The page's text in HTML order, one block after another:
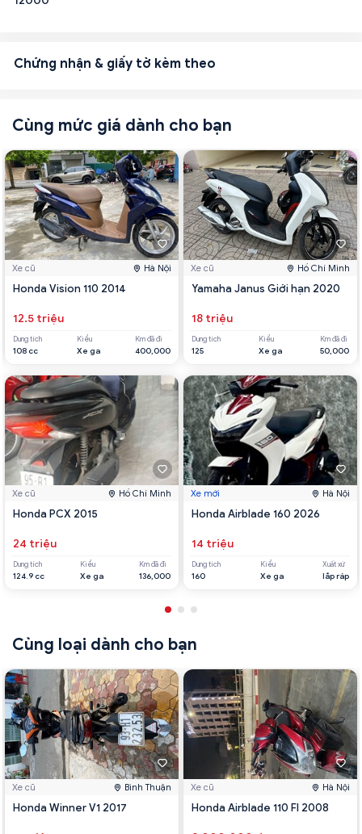
Chứng nhận & giấy tờ kèm theo
Cùng mức giá dành cho bạn
Xe cũ Hà Nội
Honda Vision 110 2014
12.5 triệu
Dung tích
108 cc
Kiểu
Xe ga
Km đã đi
400,000
Xe cũ Hồ Chí Minh
Honda PCX 2015
24 triệu
Dung tích
124.9 cc
Kiểu
Xe ga
Km đã đi
136,000
Xe cũ Hồ Chí Minh
Yamaha Janus Giới hạn 2020
18 triệu
Dung tích
125
Kiểu
Xe ga
Km đã đi
50,000
Xe mới Hà Nội
Honda Airblade 160 2026
14 triệu
Dung tích
160
Kiểu
Xe ga
Xuất xứ
lắp ráp
Cùng loại dành cho bạn
Xe cũ Bình Thuận
Honda Winner V1 2017
Xe cũ Hà Nội
Honda Airblade 110 FI 2008